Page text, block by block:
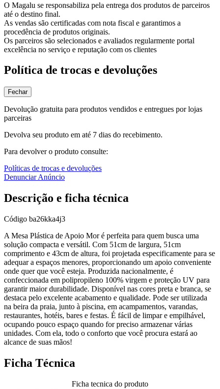
O Magalu se responsabiliza pela entrega dos produtos de parceiros
até o destino final.
As vendas são certificadas com nota fiscal e garantimos a
procedência de produtos originais.
Os parceiros são selecionados e avaliados regularmente portal
excelência no serviço e reputação com os clientes
Política de trocas e devoluções
Fechar
Devolução gratuita para produtos vendidos e entregues por lojas
parceiras
Devolva seu produto em até 7 dias do recebimento.
Para devolver o produto consulte:
Políticas de trocas e devoluções
Denunciar Anúncio
Descrição e ficha técnica
Código ba26kka4j3
A Mesa Plástica de Apoio Mor é perfeita para quem busca uma
solução compacta e versátil. Com 51cm de largura, 51cm
comprimento e 43cm de altura, foi projetada especificamente para se
adequar a espaços menores, proporcionando um apoio conveniente
onde quer que você esteja. Produzida nacionalmente, é
confeccionada em polipropileno 100% virgem e proteção UV para
garantir maior durabilidade. Disponível nas cores preta e branca, se
destaca pelo excelente acabamento e qualidade. Pode ser utilizada
na beira da praia, junto à piscina, em acampamentos, varandas,
restaurantes, hotéis, bares e festas. É fácil de limpar e empilhável,
ocupando pouco espaço quando for preciso armazenar várias
unidades. Com ela, todo o conforto que você procura estará ao
alcance de suas mãos!
Ficha Técnica
Ficha tecnica do produto